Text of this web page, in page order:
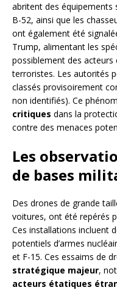
abritent des équipements
B-52, ainsi que les
ont également été
Trump, alimentant les
possiblement des
terroristes. Les autorités
classés provisoirement
non identifiés). Ce
critiques dans la
contre des menaces
Les
de bases
Des drones de grande
voitures, ont été repérés
Ces installations incluent
potentiels d’armes
et F-15. Ces essaims de
stratégique majeur,
acteurs étatiques